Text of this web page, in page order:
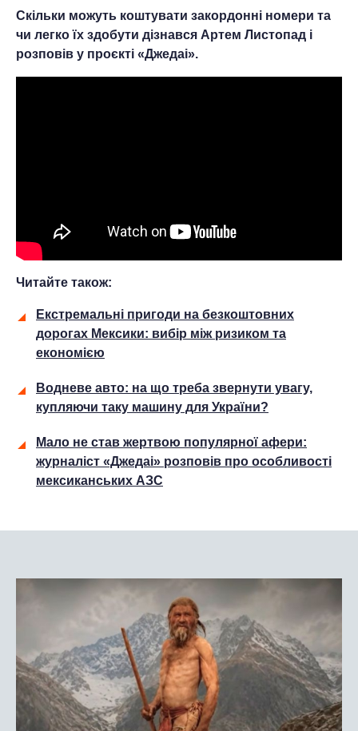
Скільки можуть коштувати закордонні номери та
чи легко їх здобути дізнався Артем Листопад і
розповів у проєкті «Джедаі».
Читайте також:
Екстремальні пригоди на безкоштовних
дорогах Мексики: вибір між ризиком та
економією
Водневе авто: на що треба звернути увагу,
купляючи таку машину для України?
Мало не став жертвою популярної афери:
журналіст «Джедаі» розповів про особливості
мексиканських АЗС